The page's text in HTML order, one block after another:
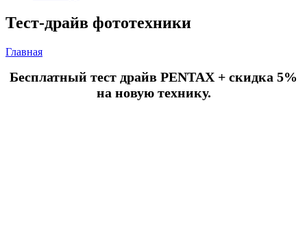
Тест-драйв фототехники
Главная
Бесплатный тест драйв PENTAX + скидка 5%
на новую технику.